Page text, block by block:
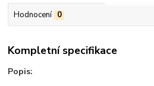
Hodnocení 0
Kompletní specifikace
Popis: